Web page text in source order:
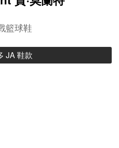
籃球鞋
JA 鞋款